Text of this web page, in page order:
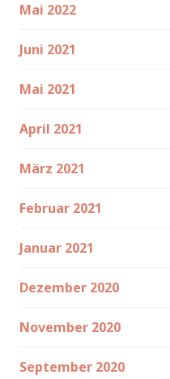
Mai 2022
Juni 2021
Mai 2021
April 2021
März 2021
Februar 2021
Januar 2021
Dezember 2020
November 2020
September 2020